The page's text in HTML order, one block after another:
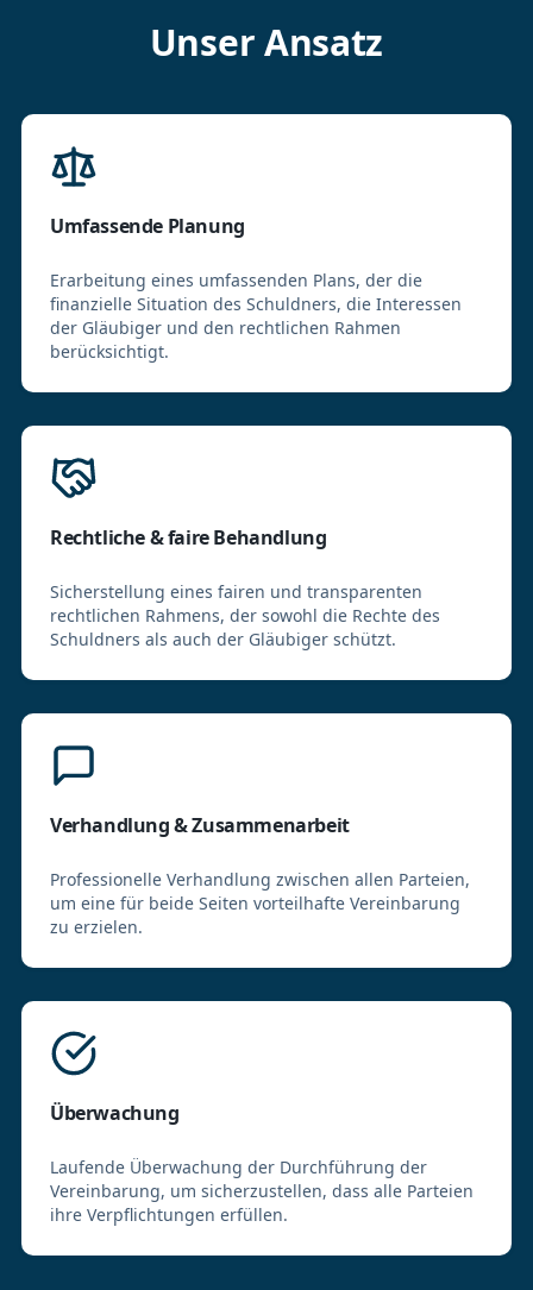
Unser Ansatz
Umfassende Planung
Erarbeitung eines umfassenden Plans, der die
finanzielle Situation des Schuldners, die Interessen
der Gläubiger und den rechtlichen Rahmen
berücksichtigt.
Rechtliche & faire Behandlung
Sicherstellung eines fairen und transparenten
rechtlichen Rahmens, der sowohl die Rechte des
Schuldners als auch der Gläubiger schützt.
Verhandlung & Zusammenarbeit
Professionelle Verhandlung zwischen allen Parteien,
um eine für beide Seiten vorteilhafte Vereinbarung
zu erzielen.
Überwachung
Laufende Überwachung der Durchführung der
Vereinbarung, um sicherzustellen, dass alle Parteien
ihre Verpflichtungen erfüllen.